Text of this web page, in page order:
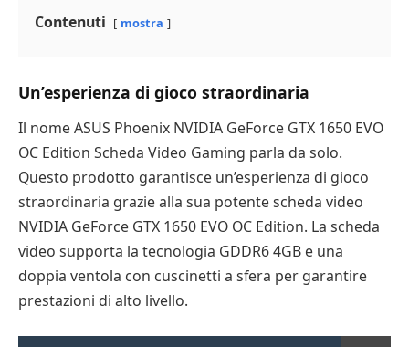
Contenuti mostra
Un’esperienza di gioco straordinaria
Il nome ASUS Phoenix NVIDIA GeForce GTX 1650 EVO
OC Edition Scheda Video Gaming parla da solo.
Questo prodotto garantisce un’esperienza di gioco
straordinaria grazie alla sua potente scheda video
NVIDIA GeForce GTX 1650 EVO OC Edition. La scheda
video supporta la tecnologia GDDR6 4GB e una
doppia ventola con cuscinetti a sfera per garantire
prestazioni di alto livello.